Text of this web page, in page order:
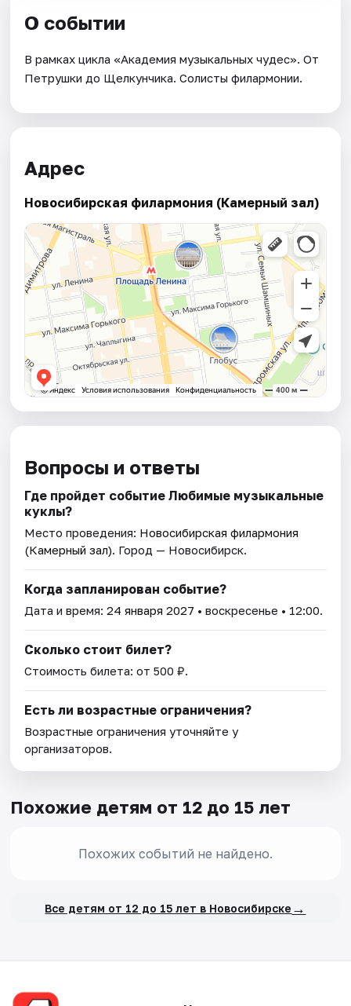
О событии
В рамках цикла «Академия музыкальных чудес». От
Петрушки до Щелкунчика. Солисты филармонии.
Адрес
Новосибирская филармония (Камерный зал)
Вопросы и ответы
Где пройдет событие Любимые музыкальные
куклы?
Место проведения: Новосибирская филармония
(Камерный зал). Город — Новосибирск.
Когда запланирован событие?
Дата и время:24 января 2027 • воскресенье • 12:00.
Сколько стоит билет?
Стоимость билета: от 500 ₽.
Есть ли возрастные ограничения?
Возрастные ограничения уточняйте у
организаторов.
Похожие детям от 12 до 15 лет
Похожих событий не найдено.
Все детям от 12 до 15 лет в Новосибирске →